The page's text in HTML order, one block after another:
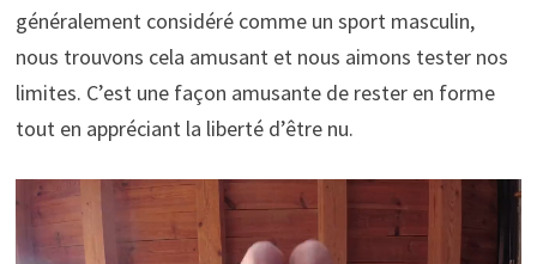
généralement considéré comme un sport masculin,
nous trouvons cela amusant et nous aimons tester nos
limites. C’est une façon amusante de rester en forme
tout en appréciant la liberté d’être nu.